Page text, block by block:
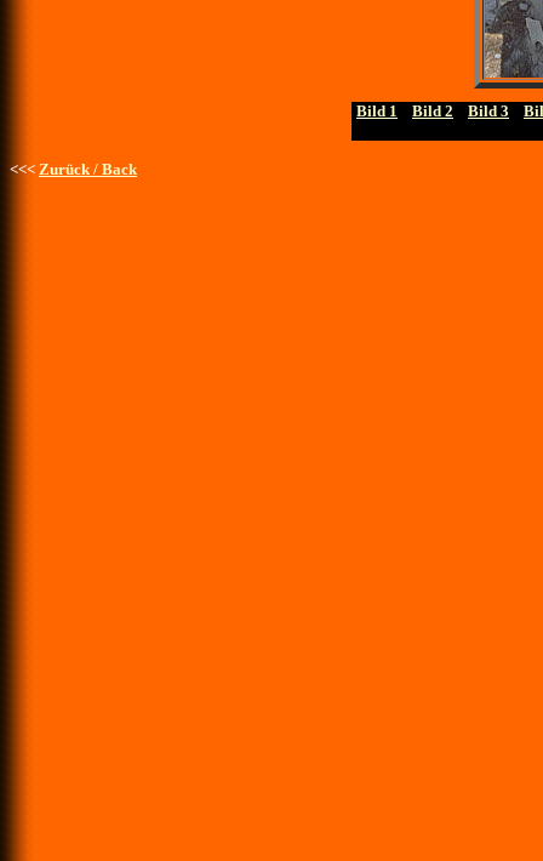
Bild 1 Bild 2 Bild 3
<<< Zurück / Back